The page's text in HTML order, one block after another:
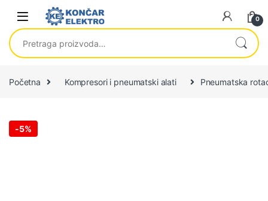
Skip to navigation
Skip to content
0
Pretraga za:
Početna Kompresori i pneumatski alati Pneumatska
-5%